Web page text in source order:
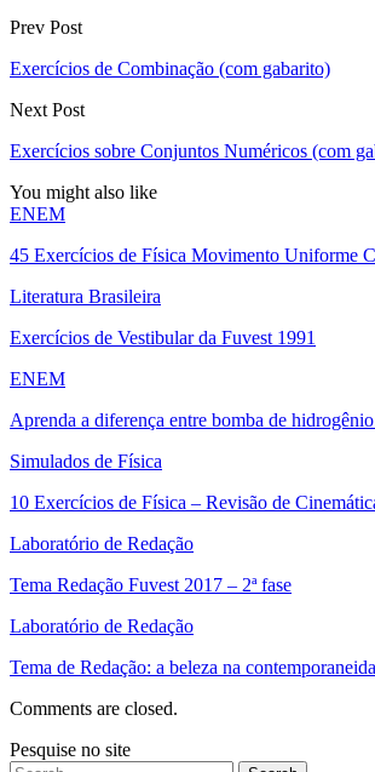
Prev Post
Exercícios de Combinação (com gabarito)
Next Post
Exercícios sobre Conjuntos Numéricos (com
You might also like
ENEM
45 Exercícios de Física Movimento Uniforme
Literatura Brasileira
Exercícios de Vestibular da Fuvest 1991
ENEM
Aprenda a diferença entre bomba de
Simulados de Física
10 Exercícios de Física – Revisão de
Laboratório de Redação
Tema Redação Fuvest 2017 – 2ª fase
Laboratório de Redação
Tema de Redação: a beleza na
Comments are closed.
Pesquise no site